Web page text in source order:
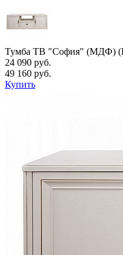
Тумба ТВ "София" (МДФ)
24 090 руб.
49 160 руб.
Купить